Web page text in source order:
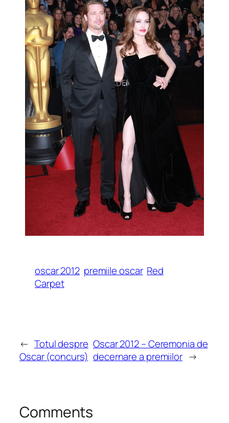
oscar 2012 premiile oscar Red
Carpet
← Totul despre
Oscar (concurs)
Oscar 2012 – Ceremonia de
decernare a premiilor →
Comments